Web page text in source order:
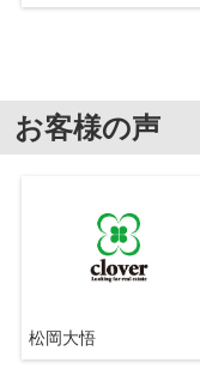
お客様の声
松岡大悟